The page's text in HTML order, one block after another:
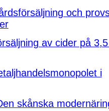
och
av cider på
i
skånska